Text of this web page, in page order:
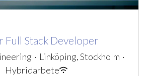
Full Stack Developer
· Linköping, Stockholm ·
Hybridarbete